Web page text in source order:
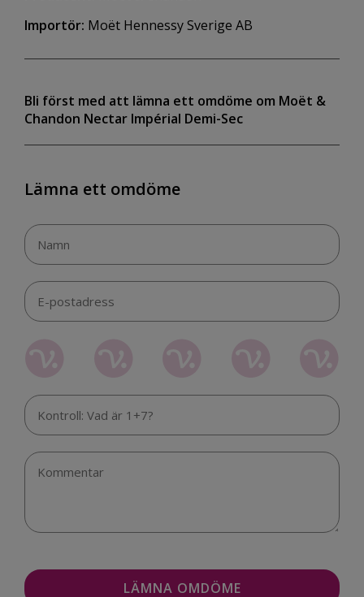
Importör: Moët Hennessy Sverige AB
Bli först med att lämna ett omdöme om Moët &
Chandon Nectar Impérial Demi-Sec
Lämna ett omdöme